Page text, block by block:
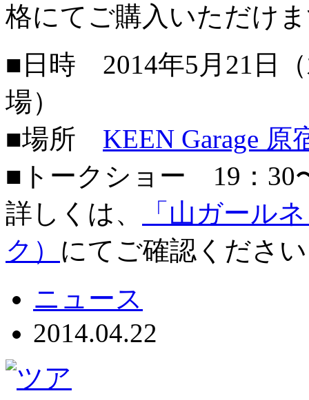
格にてご購入いただけ
■日時 2014年5月21日（
場）
■場所 KEEN Garage 原
■トークショー 19：30
詳しくは、
「山ガール
ク） にてご確認くださ
ニュース
2014.04.22